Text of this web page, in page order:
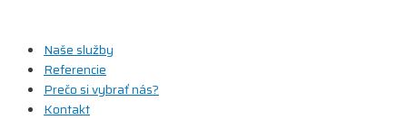
obsah Naše služby
Referencie
Prečo si vybrať nás?
Kontakt